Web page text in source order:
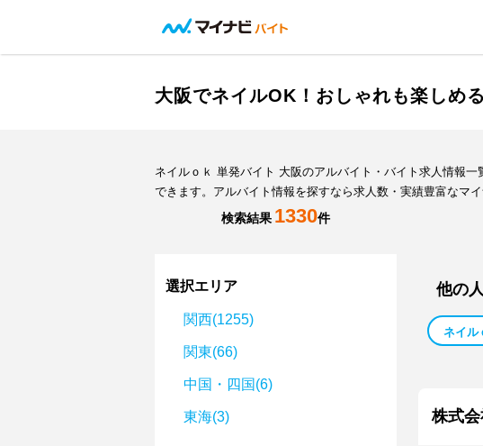
大阪でネイルOK！おしゃれも楽しめ
ネイルｏｋ 単発バイト 大阪のアルバイト・バイト求人情報
できます。アルバイト情報を探すなら求人数・実績豊富なマイ
検索結果 1330件
選択エリア
関西(1255)
関東(66)
中国・四国(6)
東海(3)
他の
ネイル
株式